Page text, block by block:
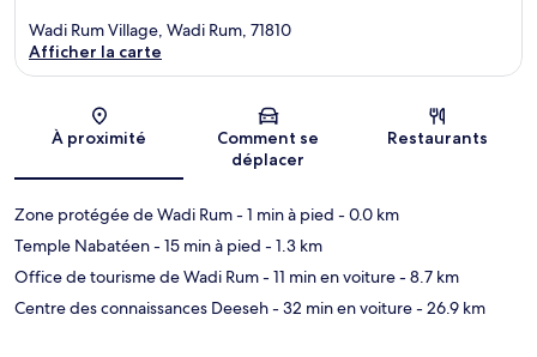
Carte
Wadi Rum Village, Wadi Rum, 71810
Afficher la carte
À proximité
Comment se
déplacer
Restaurants
Zone protégée de Wadi Rum- 1 min à pied - 0.0 km
Temple Nabatéen- 15 min à pied - 1.3 km
Office de tourisme de Wadi Rum- 11 min en voiture- 8.7 km
Centre des connaissances Deeseh- 32 min en voiture- 26.9 km